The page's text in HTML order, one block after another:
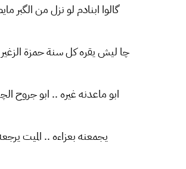
گالوا ابنادم لو نزل من الگبر
چا ليش يقره كل سنة حمزة
ابو ماعدنه غيره .. ابو جروح
يجمعنه بعزاءه .. الميت